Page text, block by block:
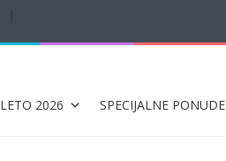
LETO 2026 SPECIJALNE PONUDE